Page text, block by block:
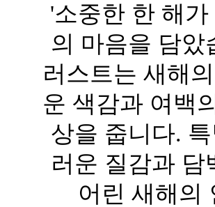
'소중한 한 해
의 마음을 담았
러스트는 새해
운 색감과 여백
상을 줍니다.
러운 질감과
어린 새해의